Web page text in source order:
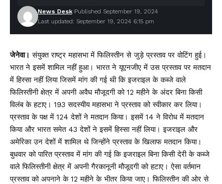
Last updated: September 19, 2024 6:15 pm
News Desk Published September 19, 2024
जेनेवा। संयुक्त राष्ट्र महासभा में फिलिस्तीन से जुड़े प्रस्ताव पर वोटिंग हुई।
भारत ने इसमें शामिल नहीं हुआ। भारत ने यूएनजीए में उस प्रस्ताव पर मतदान
में हिस्सा नहीं लिया जिसमें मांग की गई थी कि इजराइल के कब्जे वाले
फिलिस्तीनी क्षेत्र में अपनी अवैध मौजूदगी को 12 महीने के अंदर बिना किसी
विलंब के हटाए। 193 सदस्यीय महासभा ने प्रस्ताव को स्वीकार कर लिया।
प्रस्ताव के पक्ष में 124 देशों ने मतदान किया। इसमें 14 ने विरोध में मतदान
किया और भारत समेत 43 देशों ने इसमें हिस्सा नहीं लिया। इजराइल और
अमेरिका उन देशों में शामिल थे जिन्होंने प्रस्ताव के खिलाफ मतदान किया।
बुधवार को पारित प्रस्ताव में मांग की गई कि इजराइल बिना किसी देरी के कब्जे
वाले फिलिस्तीनी क्षेत्र में अपनी गैरकानूनी मौजूदगी को हटाए। ऐसा वर्तमान
प्रस्ताव को अपनाने के 12 महीने के भीतर किया जाए। फिलिस्तीन की ओर से